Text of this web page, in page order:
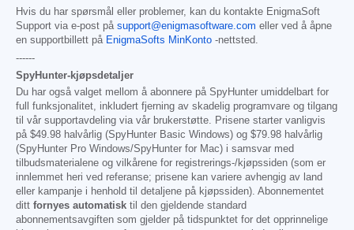
Hvis du har spørsmål eller problemer, kan du kontakte EnigmaSoft
Support via e-post på support@enigmasoftware.com eller ved å åpne
en supportbillett på EnigmaSofts MinKonto -nettsted.
------
SpyHunter-kjøpsdetaljer
Du har også valget mellom å abonnere på SpyHunter umiddelbart for
full funksjonalitet, inkludert fjerning av skadelig programvare og tilgang
til vår supportavdeling via vår brukerstøtte. Prisene starter vanligvis
på $49.98 halvårlig (SpyHunter Basic Windows) og $79.98 halvårlig
(SpyHunter Pro Windows/SpyHunter for Mac) i samsvar med
tilbudsmaterialene og vilkårene for registrerings-/kjøpssiden (som er
innlemmet heri ved referanse; prisene kan variere avhengig av land
eller kampanje i henhold til detaljene på kjøpssiden). Abonnementet
ditt fornyes automatisk til den gjeldende standard
abonnementsavgiften som gjelder på tidspunktet for det opprinnelige